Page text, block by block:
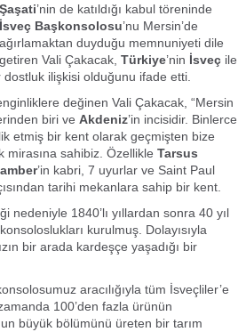
Şaşati’nin de katıldığı kabul töreninde
İsveç Başkonsolosu’nu Mersin’de
ağırlamaktan duyduğu memnuniyeti dile
getiren Vali Çakacak, Türkiye’nin İsveç ile
ilişkisi olduğunu ifade etti.
değinen Vali Çakacak, “Mersin
biri ve Akdeniz’in incisidir. Binlerce
etmiş bir kent olarak geçmişten bize
mirasına sahibiz. Özellikle Tarsus
’in kabri, 7 uyurlar ve Saint Paul
tarihi mekanlara sahip bir kent.
nedeniyle 1840’lı yıllardan sonra 40 yıl
kurulmuş. Dolayısıyla
bir arada kardeşçe yaşadığı bir
aracılığıyla tüm İsveçliler’e
100’den fazla ürünün
büyük bölümünü üreten bir tarım